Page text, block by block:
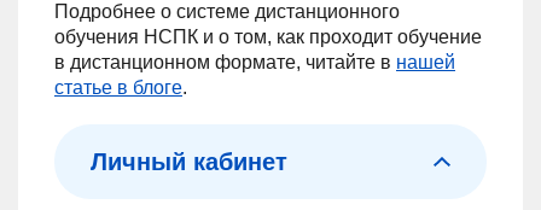
Подробнее о системе дистанционного
обучения НСПК и о том, как проходит обучение
в дистанционном формате, читайте в нашей
статье в блоге.
Личный кабинет